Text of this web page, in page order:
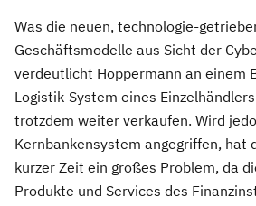
Was die neuen, technologie-
Geschäftsmodelle aus Sicht der
verdeutlicht Hoppermann an einem
Logistik-System eines
trotzdem weiter verkaufen. Wird
Kernbankensystem angegriffen, hat
kurzer Zeit ein großes Problem, da
Produkte und Services des